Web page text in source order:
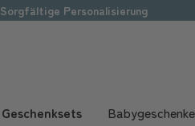
Sorgfältige Personalisierung
Geschenksets Babygeschenke